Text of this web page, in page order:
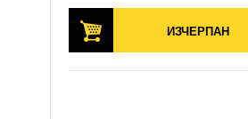
ИЗЧЕРПАН